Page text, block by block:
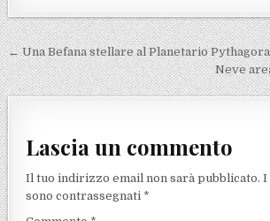
Navigazione articoli
← Una Befana stellare al Planetario
Neve
Lascia un commento
Il tuo indirizzo email non sarà pubblicato. I
sono contrassegnati *